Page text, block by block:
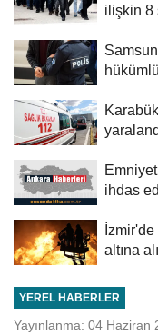
ilişkin 8
ihdas
İzmir'de
altına
YEREL HABERLER
Yayınlanma: 04 Haziran